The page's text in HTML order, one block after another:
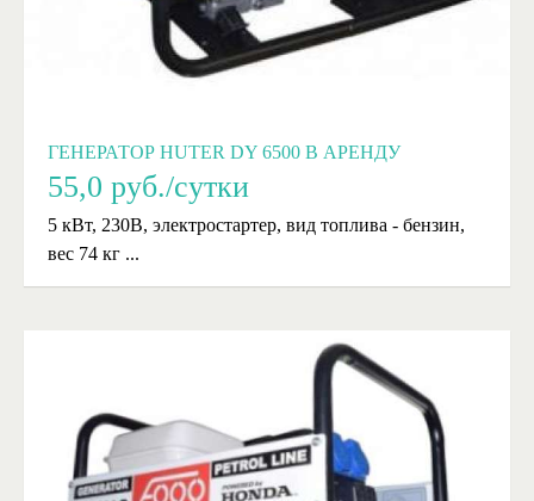
ГЕНЕРАТОР HUTER DY 6500 В АРЕНДУ
55,0 руб./сутки
5 кВт, 230В, электростартер, вид топлива - бензин,
вес 74 кг ...